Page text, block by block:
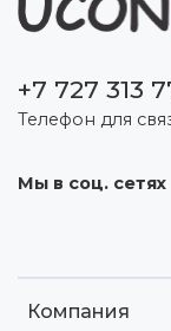
Компания
+7 727 313
Телефон для
Мы в соц. сетях